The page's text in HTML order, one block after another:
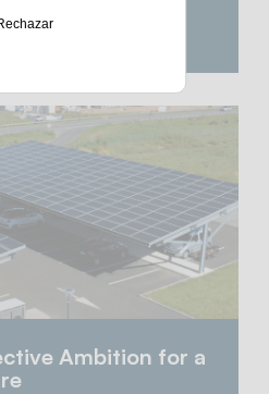
industrial
Ambition for a